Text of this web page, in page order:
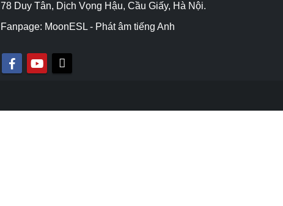
78 Duy Tân, Dịch Vọng Hậu, Cầu Giấy, Hà Nội.
Fanpage: MoonESL - Phát âm tiếng Anh